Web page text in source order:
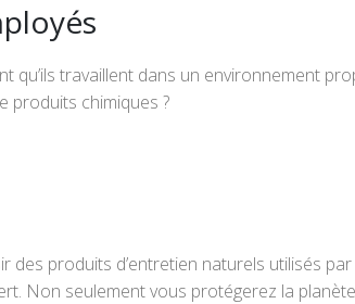
qu’ils travaillent dans un environnement
produits chimiques ?
produits d’entretien naturels utilisés par
Non seulement vous protégerez la